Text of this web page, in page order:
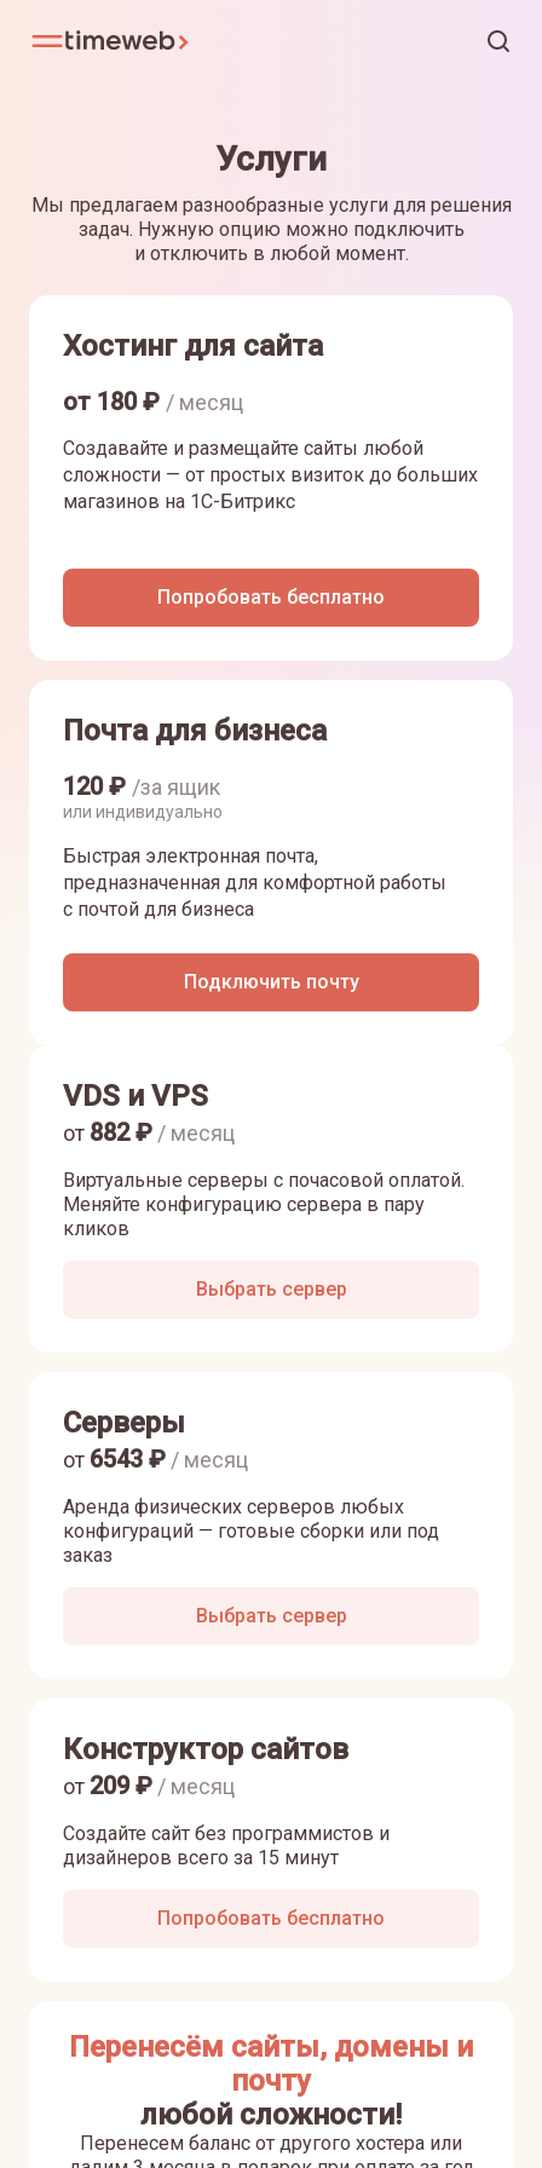
Услуги
Мы предлагаем разнообразные услуги для решения
задач. Нужную опцию можно подключить
и отключить в любой момент.
Хостинг для сайта
от 180₽ / месяц
Создавайте и размещайте сайты любой
сложности — от простых визиток до больших
магазинов на 1С-Битрикс
Попробовать бесплатно
Почта для бизнеса
120₽ /за ящик
или индивидуально
Быстрая электронная почта,
предназначенная для комфортной работы
с почтой для бизнеса
Подключить почту
VDS и VPS
Виртуальные серверы с почасовой оплатой.
Меняйте конфигурацию сервера в пару
кликов
от 882₽ / месяц
Выбрать сервер
Серверы
Аренда физических серверов любых
конфигураций — готовые сборки или под
заказ
от 6543 ₽ / месяц
Выбрать сервер
Конструктор сайтов
Создайте сайт без программистов и
дизайнеров всего за 15 минут
от 209₽ / месяц
Попробовать бесплатно
Перенесём сайты, домены и
почту
любой сложности!
Перенесем баланс от другого хостера или